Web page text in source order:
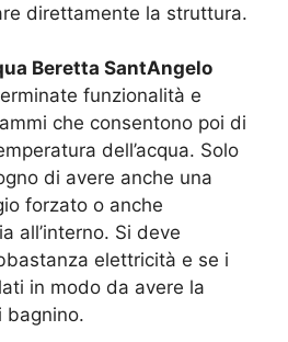
direttamente la struttura.
Beretta SantAngelo
funzionalità e
che consentono poi di
dell’acqua. Solo
di avere anche una
forzato o anche
all’interno. Si deve
elettricità e se i
in modo da avere la
bagnino.